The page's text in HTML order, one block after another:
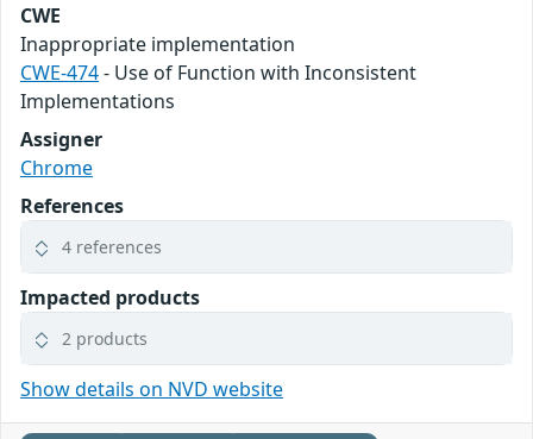
CWE
Inappropriate implementation
CWE-474- Use of Function with Inconsistent
Implementations
Assigner
Chrome
References
4 references
Impacted products
2 products
Show details on NVD website